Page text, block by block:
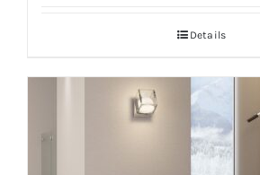
Details